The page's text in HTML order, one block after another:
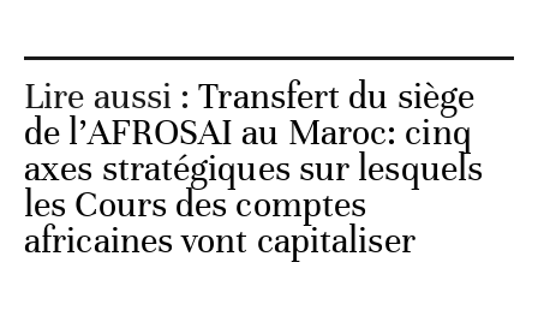
Lire aussi :Transfert du siège
de l’AFROSAI au Maroc: cinq
axes stratégiques sur lesquels
les Cours des comptes
africaines vont capitaliser